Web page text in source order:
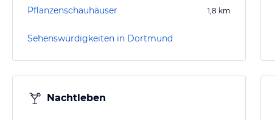
Pflanzenschauhäuser 1,8 km
Sehenswürdigkeiten in Dortmund
Nachtleben